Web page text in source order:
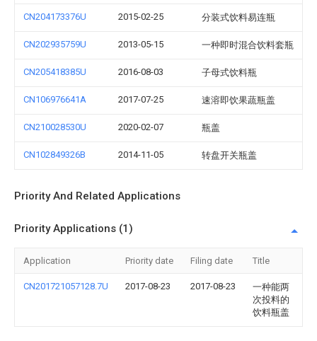
CN204173376U 2015-02-25 分装式饮料易连瓶
CN202935759U 2013-05-15 一种即时混合饮料套瓶
CN205418385U 2016-08-03 子母式饮料瓶
CN106976641A 2017-07-25 速溶即饮果蔬瓶盖
CN210028530U 2020-02-07 瓶盖
CN102849326B 2014-11-05 转盘开关瓶盖
Priority And Related Applications
Priority Applications (1)
Application Priority date Filing date Title
CN201721057128.7U 2017-08-23 2017-08-23
一种能两
次投料的
饮料瓶盖